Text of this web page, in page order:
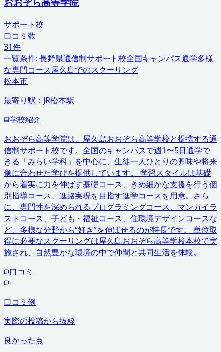
サポート校
口コミ数
31件
一覧条件: 長野県通信制サポート校全国キャンパス通学多様
な専門コース屋久島でのスクーリング
松本市
最寄り駅： JR松本駅
学校紹介
おおぞら高等学院は、屋久島おおぞら高等学校と提携する通
信制サポート校です。全国のキャンパスで週1〜5日通学で
きる「みらい学科」を中心に、生徒一人ひとりの興味や将来
像に合わせた学びを提供しています。 学習スタイルは基礎
から着実に力を伸ばす基礎コース、きめ細かな支援を行う個
別指導コース、進路実現を目指す進学コースを用意。さら
に、専門性を深められるプログラミングコース、マンガイラ
ストコース、子ども・福祉コース、住環境デザインコースな
ど、多様な分野から“好き”を伸ばせるのが特長です。 単位取
得に必要なスクーリングは屋久島おおぞら高等学校本校で実
施され、自然豊かな環境の中で仲間と共同生活を体験。
口コミ
口コミ例
実際の投稿から抜粋
良かった点